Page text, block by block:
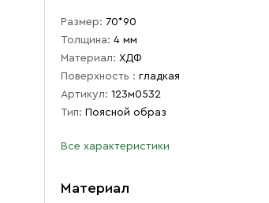
Размер: 70*90
Толщина: 4 мм
Материал: ХДФ
Поверхность : гладкая
Артикул: 123м0532
Тип: Поясной образ
Все характеристики
Материал